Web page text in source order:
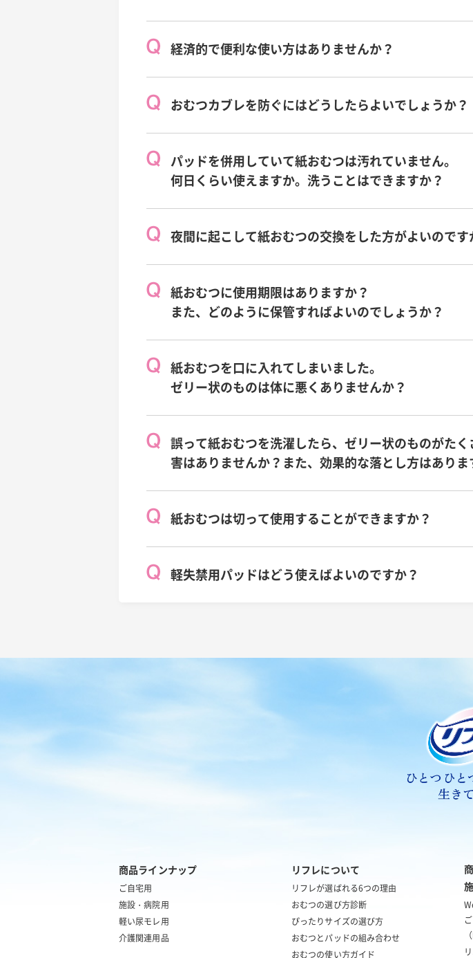
経済的で便利な使い方はありませんか？
おむつカブレを防ぐにはどうしたらよいでしょうか？
パッドを併用していて紙おむつは汚れていません。
何日くらい使えますか。洗うことはできますか？
夜間に起こして紙おむつの交換をした方がよいのです
紙おむつに使用期限はありますか？
また、どのように保管すればよいのでしょうか？
紙おむつを口に入れてしまいました。
ゼリー状のものは体に悪くありませんか？
誤って紙おむつを洗濯したら、ゼリー状のものがたく
害はありませんか？また、効果的な落とし方はありま
紙おむつは切って使用することができますか？
軽失禁用パッドはどう使えばよいのですか？
商品ラインナップ
ご自宅用
施設・病院用
軽い尿モレ用
介護関連用品
リフレについて
リフレが選ばれる6つの理由
おむつの選び方診断
ぴったりサイズの選び方
おむつとパッドの組み合わせ
おむつの使い方ガイド